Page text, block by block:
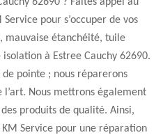
pour s’occuper de vos
mauvaise étanchéité, tuile
à Estree Cauchy 62690.
pointe ; nous réparerons
Nous mettrons également
produits de qualité. Ainsi,
Service pour une réparation